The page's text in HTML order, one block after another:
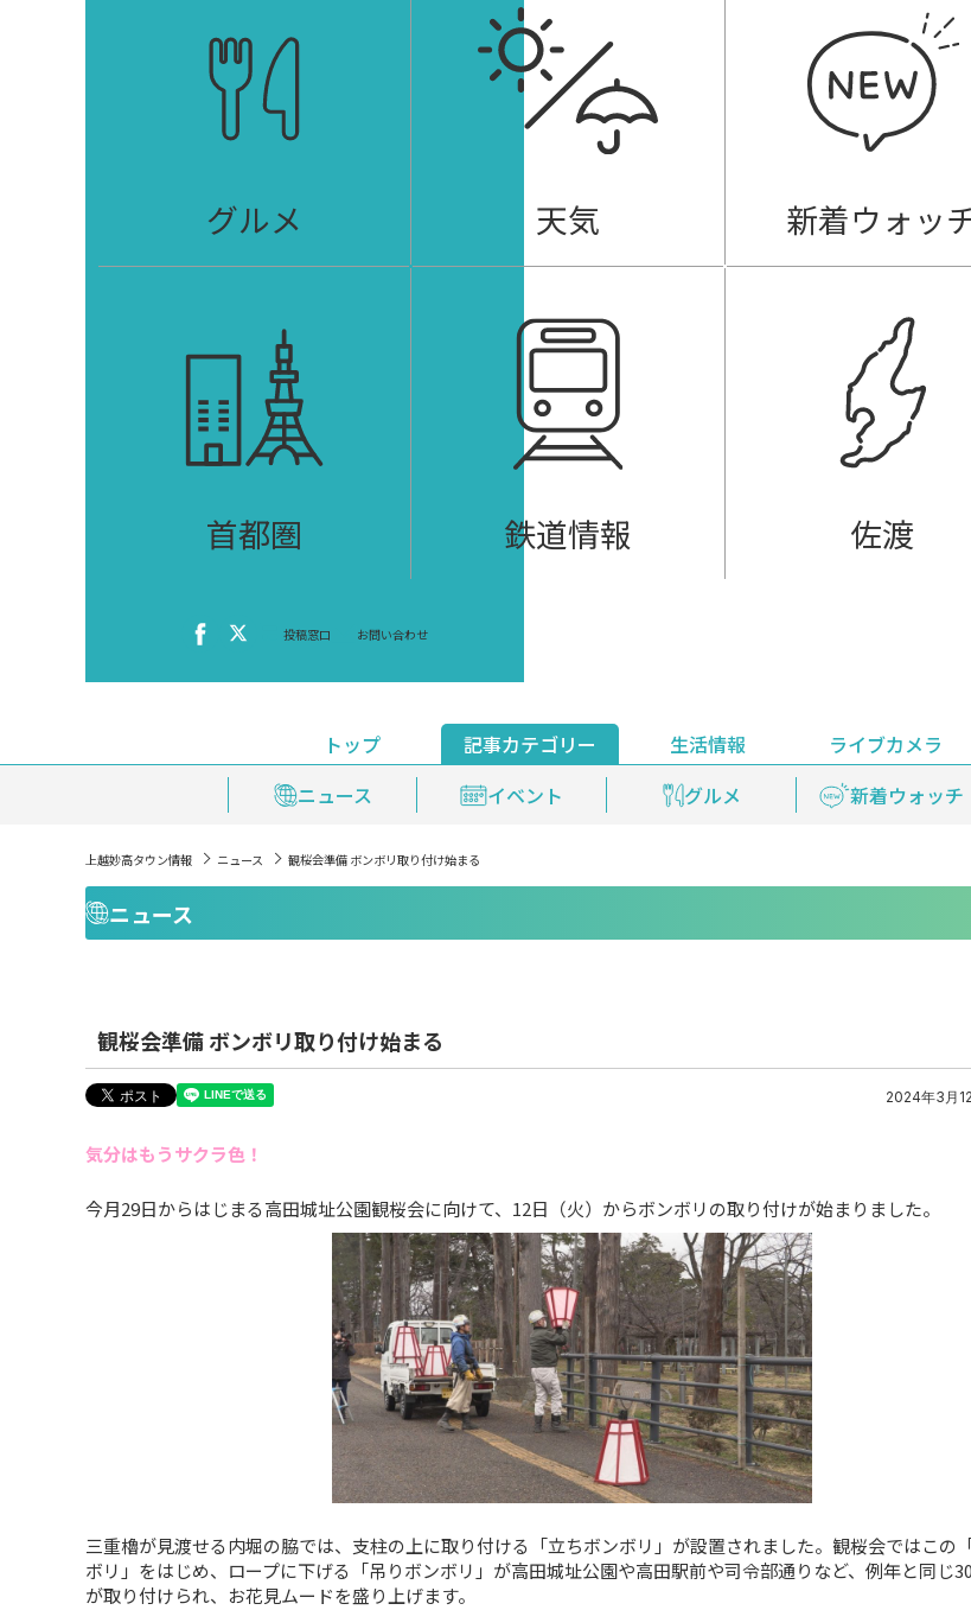
グルメ 天気 新着ウォッ
首都圏 鉄道情報 佐渡
投稿窓口 お問い合わせ
トップ
記事カテゴリー
ニュース
イベント グルメ 新着ウォッチ
生活情報
おくやみ情報
安全安心情報 天気 上
ライブカメラ
ライブ配信
見逃し配信
上越妙高タウン情報 ニュース 観桜会準備 ボンボリ取り付け始まる
ニュース
観桜会準備 ボンボリ取り付け始まる
2024年3月
気分はもうサクラ色！
今月29日からはじまる高田城址公園観桜会に向けて、12日（火）からボンボリの取り付けが始まりました。
三重櫓が見渡せる内堀の脇では、支柱の上に取り付ける「立ちボンボリ」が設置されました。観桜会ではこの
ボリ」をはじめ、ロープに下げる「吊りボンボリ」が高田城址公園や高田駅前や司令部通りなど、例年と同じ
が取り付けられ、お花見ムードを盛り上げます。